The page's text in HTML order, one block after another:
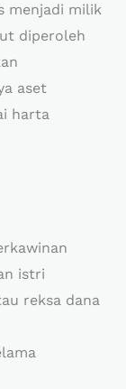
menjadi milik
diperoleh
aset
harta
istri
reksa dana